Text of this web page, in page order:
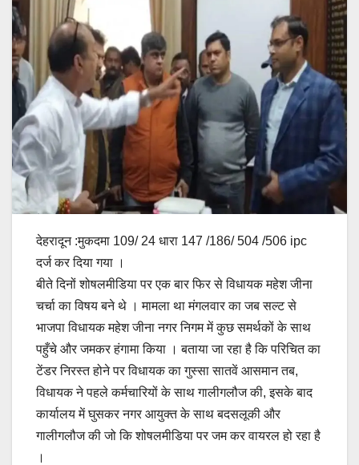
देहरादून :मुकदमा 109/ 24 धारा 147 /186/ 504 /506 ipc
दर्ज कर दिया गया ।
बीते दिनों शोषलमीडिया पर एक बार फिर से विधायक महेश जीना
चर्चा का विषय बने थे । मामला था मंगलवार का जब सल्ट से
भाजपा विधायक महेश जीना नगर निगम में कुछ समर्थकों के साथ
पहुँचे और जमकर हंगामा किया । बताया जा रहा है कि परिचित का
टेंडर निरस्त होने पर विधायक का गुस्सा सातवें आसमान तब,
विधायक ने पहले कर्मचारियों के साथ गालीगलौज की, इसके बाद
कार्यालय में घुसकर नगर आयुक्त के साथ बदसलूकी और
गालीगलौज की जो कि शोषलमीडिया पर जम कर वायरल हो रहा है
।